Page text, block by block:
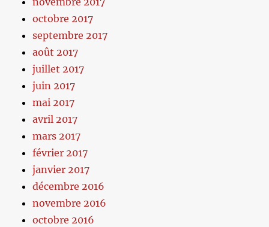
octobre 2017
septembre 2017
août 2017
juillet 2017
juin 2017
mai 2017
avril 2017
mars 2017
février 2017
janvier 2017
décembre 2016
novembre 2016
octobre 2016